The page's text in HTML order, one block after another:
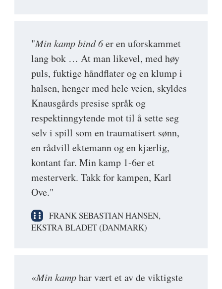
"Min kamp bind 6er en uforskammet
lang bok … At man likevel, med høy
puls, fuktige håndflater og en klump i
halsen, henger med hele veien, skyldes
Knausgårds presise språk og
respektinngytende mot til å sette seg
selv i spill som en traumatisert sønn,
en rådvill ektemann og en kjærlig,
kontant far. Min kamp 1-6er et
mesterverk. Takk for kampen, Karl
Ove."
FRANK SEBASTIAN HANSEN,
EKSTRA BLADET (DANMARK)
«Min kamphar vært et av de viktigste